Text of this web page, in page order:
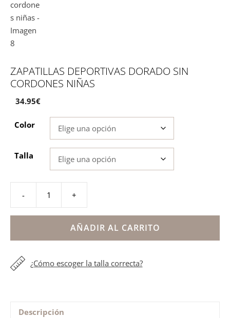
ZAPATILLAS DEPORTIVAS DORADO SIN
CORDONES NIÑAS
34.95€
Color
Talla
-
deportivas
dorado
sin
niñas
+
AÑADIR AL CARRITO
¿Cómo escoger la talla correcta?
Descripción